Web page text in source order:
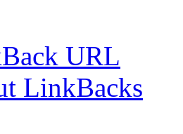
URL
LinkBacks